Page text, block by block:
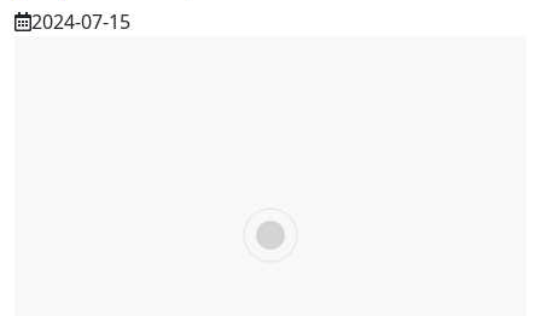
2024-07-15